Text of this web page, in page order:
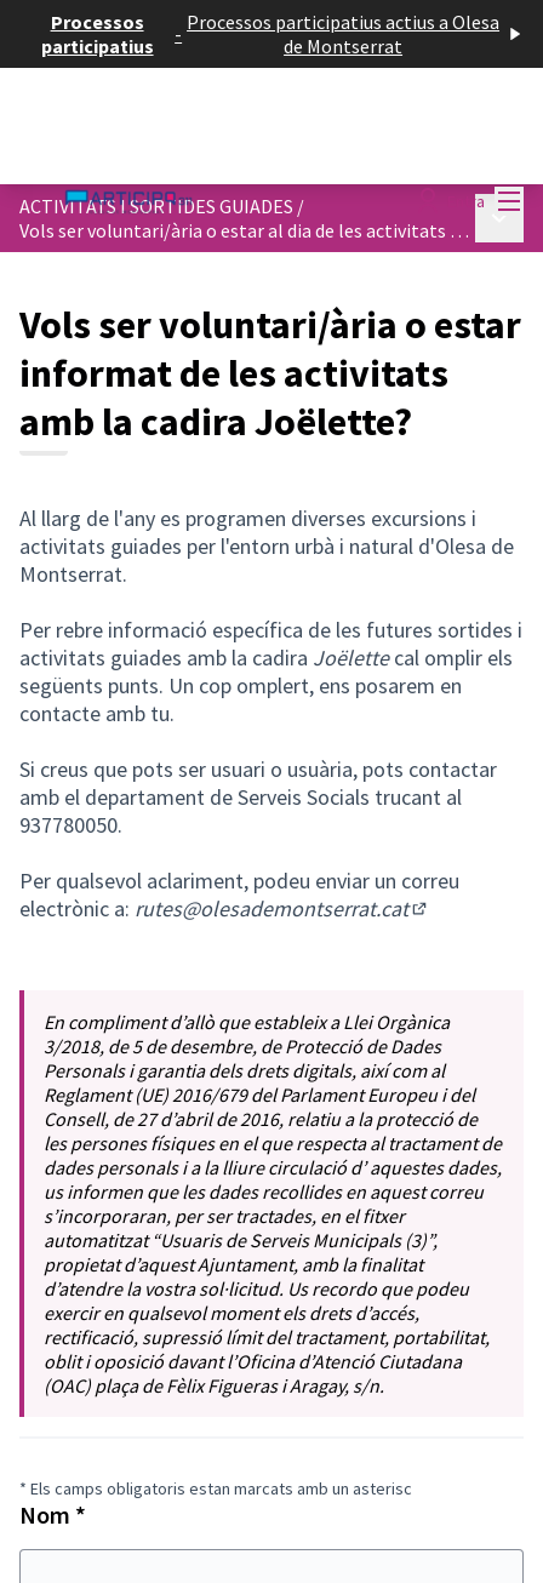
Processos
participatius
- Processos participatius actius a Olesa
de Montserrat
Entra
ACTIVITATS I SORTIDES GUIADES /
Vols ser voluntari/ària o estar al dia de les activitats amb la cadira Joëlette?
Vols ser voluntari/ària o estar
informat de les activitats
amb la cadira Joëlette?
Al llarg de l'any es programen diverses excursions i
activitats guiades per l'entorn urbà i natural d'Olesa de
Montserrat.
Per rebre informació específica de les futures sortides i
activitats guiades amb la cadira Joëlettecal omplir els
següents punts. Un cop omplert, ens posarem en
contacte amb tu.
Si creus que pots ser usuari o usuària, pots contactar
amb el departament de Serveis Socials trucant al
937780050.
Per qualsevol aclariment, podeu enviar un correu
electrònic a: rutes@olesademontserrat.cat
En compliment d’allò que estableix a Llei Orgànica
3/2018, de 5 de desembre, de Protecció de Dades
Personals i garantia dels drets digitals, així com al
Reglament (UE) 2016/679 del Parlament Europeu i del
Consell, de 27 d’abril de 2016, relatiu a la protecció de
les persones físiques en el que respecta al tractament de
dades personals i a la lliure circulació d’ aquestes dades,
us informen que les dades recollides en aquest correu
s’incorporaran, per ser tractades, en el fitxer
automatitzat “Usuaris de Serveis Municipals (3)”,
propietat d’aquest Ajuntament, amb la finalitat
d’atendre la vostra sol·licitud. Us recordo que podeu
exercir en qualsevol moment els drets d’accés,
rectificació, supressió límit del tractament, portabilitat,
oblit i oposició davant l’Oficina d’Atenció Ciutadana
(OAC) plaça de Fèlix Figueras i Aragay, s/n.
* Els camps obligatoris estan marcats amb un asterisc
Nom *